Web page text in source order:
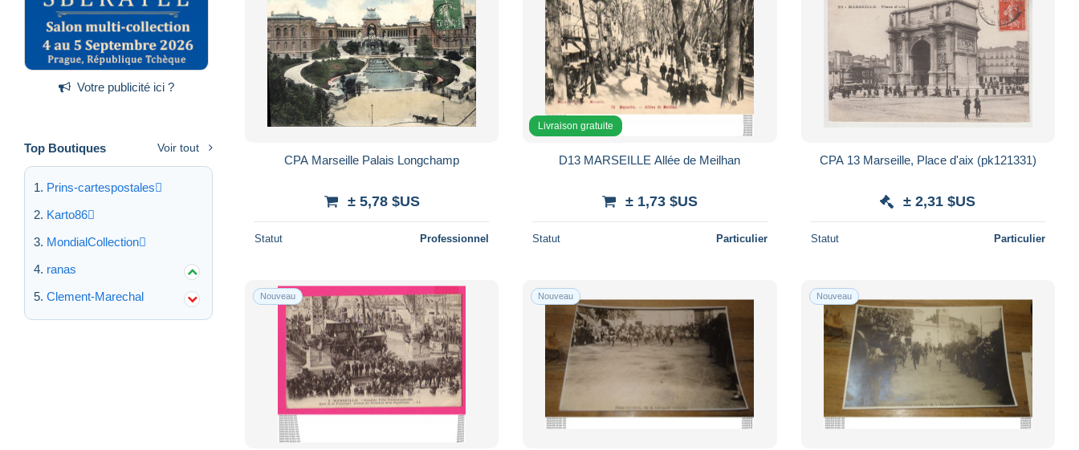
Votre publicité ici ?
Top Boutiques Voir tout
Prins-cartespostales
Karto86
MondialCollection
ranas
Clement-Marechal
CPA Marseille Palais Longchamp
± 5,78 $US
Statut Professionnel
Livraison gratuite
D13 MARSEILLE Allée de Meilhan
± 1,73 $US
Statut Particulier
CPA 13 Marseille, Place d'aix (pk121331)
± 2,31 $US
Statut Particulier
Nouveau Nouveau Nouveau